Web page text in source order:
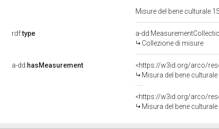
Misure del bene culturale
rdf:type
a-
Collezione di misure
a-dd:hasMeasurement
<https://w3id.org/arco/
Misura del bene
<https://w3id.org/arco/
Misura del bene